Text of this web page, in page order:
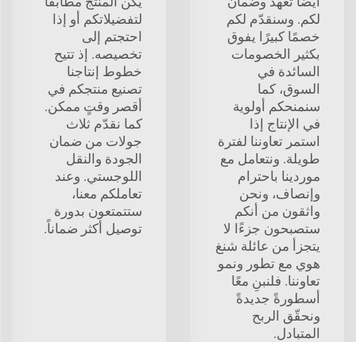
لكم. وسنقدّم لكم
خصمًا كبيرًا يفوق
بكثير الخصومات
السائدة في
السوق، كما
سنمنحكم أولوية
في الإنتاج إذا
استمر تعاوننا لفترة
طويلة. ونتعامل مع
موردينا باحترام
وإنصاف، ونحن
واثقون من أنكم
ستصبحون جزءًا لا
يتجزأ من عائلة شنغ
هوي مع تطور ونمو
تعاوننا. فلنبنِ معًا
أسطورةً جديدةً
ونحقّق الربح
المتبادل.
لتفضيلاتكم أو إذا
احتجتم إلى
تخصيصه. إذ تتيح
خطوط إنتاجنا
تصنيع منتجكم في
أقصر وقتٍ ممكن.
كما نقدّم ثلاث
جولات من ضمان
الجودة والنقل
اللوجستي. وعند
تعاملكم معنا،
ستتمتعون بدورة
توصيل أكثر ضماناً.